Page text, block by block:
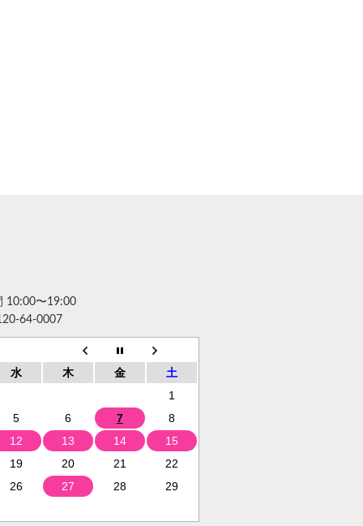
10:00〜19:00
64-0007
水 木 金
土
1
5
6 7
8
12
13 14
15
19
20 21
22
26
27 28 29